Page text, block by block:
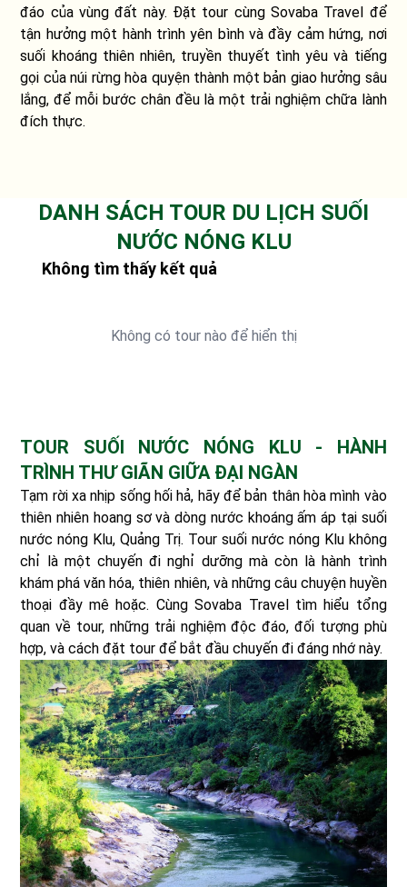
đáo của vùng đất này. Đặt tour cùng Sovaba Travel để
tận hưởng một hành trình yên bình và đầy cảm hứng, nơi
suối khoáng thiên nhiên, truyền thuyết tình yêu và tiếng
gọi của núi rừng hòa quyện thành một bản giao hưởng sâu
lắng, để mỗi bước chân đều là một trải nghiệm chữa lành
đích thực.
DANH SÁCH TOUR DU LỊCH SUỐI
NƯỚC NÓNG KLU
Không tìm thấy kết quả
Không có tour nào để hiển thị
TOUR SUỐI NƯỚC NÓNG KLU - HÀNH
TRÌNH THƯ GIÃN GIỮA ĐẠI NGÀN
Tạm rời xa nhịp sống hối hả, hãy để bản thân hòa mình vào
thiên nhiên hoang sơ và dòng nước khoáng ấm áp tại suối
nước nóng Klu, Quảng Trị. Tour suối nước nóng Klu không
chỉ là một chuyến đi nghỉ dưỡng mà còn là hành trình
khám phá văn hóa, thiên nhiên, và những câu chuyện huyền
thoại đầy mê hoặc. Cùng Sovaba Travel tìm hiểu tổng
quan về tour, những trải nghiệm độc đáo, đối tượng phù
hợp, và cách đặt tour để bắt đầu chuyến đi đáng nhớ này.